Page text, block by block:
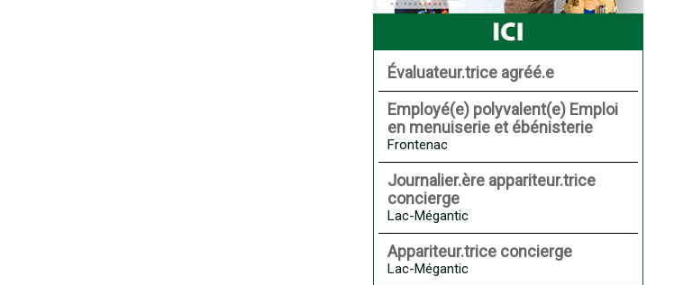
Évaluateur.trice agréé.e
Employé(e) polyvalent(e) Emploi
en menuiserie et ébénisterie
Frontenac
Journalier.ère appariteur.trice
concierge
Lac-Mégantic
Appariteur.trice concierge
Lac-Mégantic